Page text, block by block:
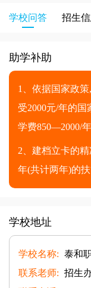
学校问答 招生
助学补助
1、依据国家政
受2000元/年的
学费850—2000/
2、建档立卡的
年(共计两年)的扶
学校地址
学校名称: 泰和
联系老师: 招生